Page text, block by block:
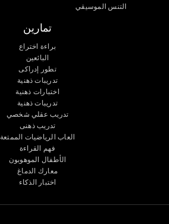
التنس الموسيقي
تمارين
براءة اختراع
البائعين
تطور إدراكى
تدريبات ذهنية
اختبارات ذهنية
تدريبات ذهنية
تدريب عقلي شخصي
تدريب ذهنى
العاب الرياضيات الممتعة
فهم القراءة
الأطفال الموهوبون
معارك الدماغ
اختبار الذكاء